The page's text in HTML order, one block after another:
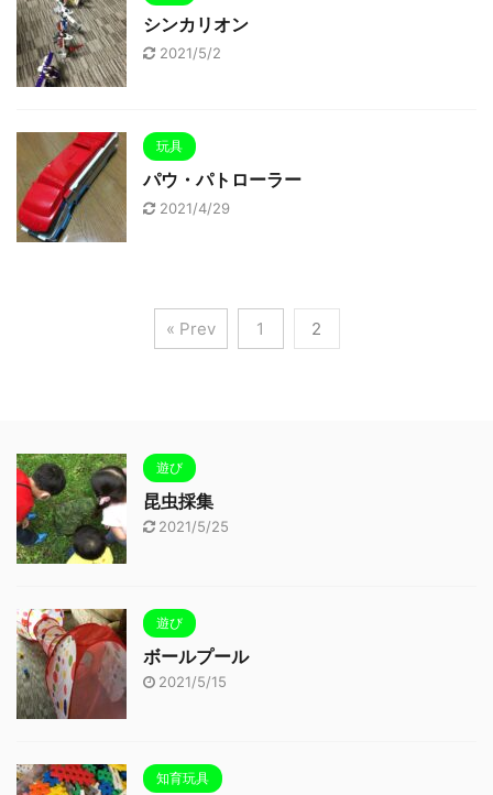
シンカリオン
2021/5/2
玩具
パウ・パトローラー
2021/4/29
« Prev 1 2
遊び
昆虫採集
2021/5/25
遊び
ボールプール
2021/5/15
知育玩具